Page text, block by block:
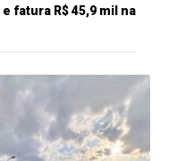
fatura R$ 45,9 mil na